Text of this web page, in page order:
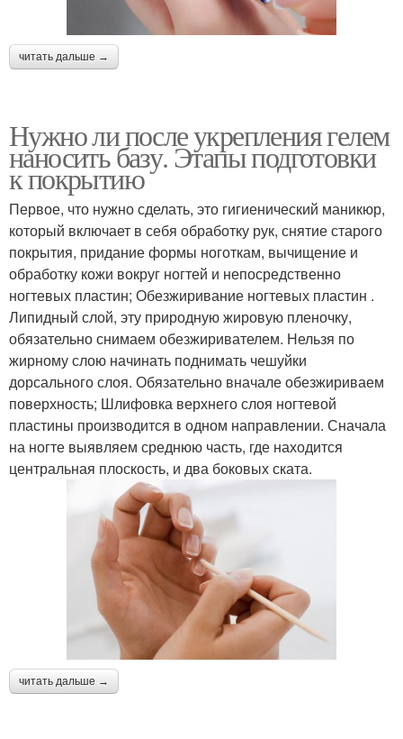
читать дальше →
Нужно ли после укрепления гелем
наносить базу. Этапы подготовки
к покрытию
Первое, что нужно сделать, это гигиенический маникюр,
который включает в себя обработку рук, снятие старого
покрытия, придание формы ноготкам, вычищение и
обработку кожи вокруг ногтей и непосредственно
ногтевых пластин; Обезжиривание ногтевых пластин .
Липидный слой, эту природную жировую пленочку,
обязательно снимаем обезжиривателем. Нельзя по
жирному слою начинать поднимать чешуйки
дорсального слоя. Обязательно вначале обезжириваем
поверхность; Шлифовка верхнего слоя ногтевой
пластины производится в одном направлении. Сначала
на ногте выявляем среднюю часть, где находится
центральная плоскость, и два боковых ската.
читать дальше →